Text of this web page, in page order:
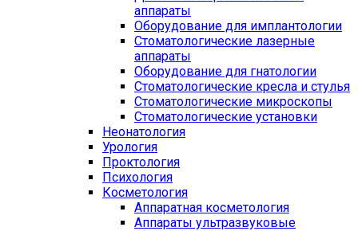
аппараты
Оборудование для имплантологии
Стоматологические лазерные
аппараты
Оборудование для гнатологии
Стоматологические кресла и стулья
Стоматологические микроскопы
Стоматологические установки
Неонатология
Урология
Проктология
Психология
Косметология
Аппаратная косметология
Аппараты ультразвуковые